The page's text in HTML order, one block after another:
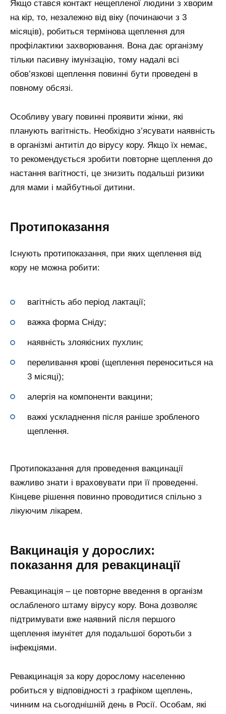
Якщо стався контакт нещепленої людини з хворим
на кір, то, незалежно від віку (починаючи з 3
місяців), робиться термінова щеплення для
профілактики захворювання. Вона дає організму
тільки пасивну імунізацію, тому надалі всі
обов’язкові щеплення повинні бути проведені в
повному обсязі.
Особливу увагу повинні проявити жінки, які
планують вагітність. Необхідно з’ясувати наявність
в організмі антитіл до вірусу кору. Якщо їх немає,
то рекомендується зробити повторне щеплення до
настання вагітності, це знизить подальші ризики
для мами і майбутньої дитини.
Протипоказання
Існують протипоказання, при яких щеплення від
кору не можна робити:
вагітність або період лактації;
важка форма Сніду;
наявність злоякісних пухлин;
переливання крові (щеплення переноситься на
3 місяці);
алергія на компоненти вакцини;
важкі ускладнення після раніше зробленого
щеплення.
Протипоказання для проведення вакцинації
важливо знати і враховувати при її проведенні.
Кінцеве рішення повинно проводитися спільно з
лікуючим лікарем.
Вакцинація у дорослих:
показання для ревакцинації
Ревакцинація – це повторне введення в організм
ослабленого штаму вірусу кору. Вона дозволяє
підтримувати вже наявний після першого
щеплення імунітет для подальшої боротьби з
інфекціями.
Ревакцинація за кору дорослому населенню
робиться у відповідності з графіком щеплень,
чинним на сьогоднішній день в Росії. Особам, які